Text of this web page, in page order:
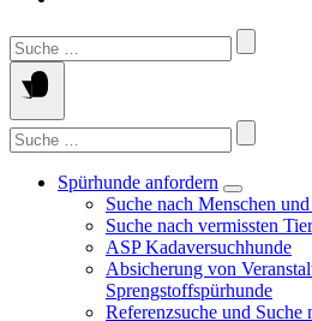
Spürhunde anfordern
Suche nach Menschen
Suche nach vermissten
ASP Kadaversuchhunde
Absicherung von
Sprengstoffspürhunde
Referenzsuche und Suche